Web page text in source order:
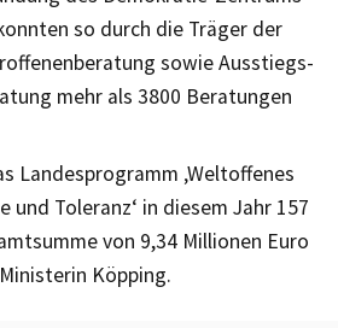
so durch die Träger der
sowie Ausstiegs-
mehr als 3800 Beratungen
Landesprogramm ‚Weltoffenes
und Toleranz‘ in diesem Jahr 157
von 9,34 Millionen Euro
Köpping.